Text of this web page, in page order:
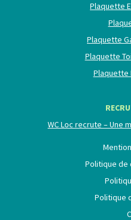
Plaquette
Plaquette
Plaquette
Plaquette
WC Loc recrute – Une
Politique de
Politique